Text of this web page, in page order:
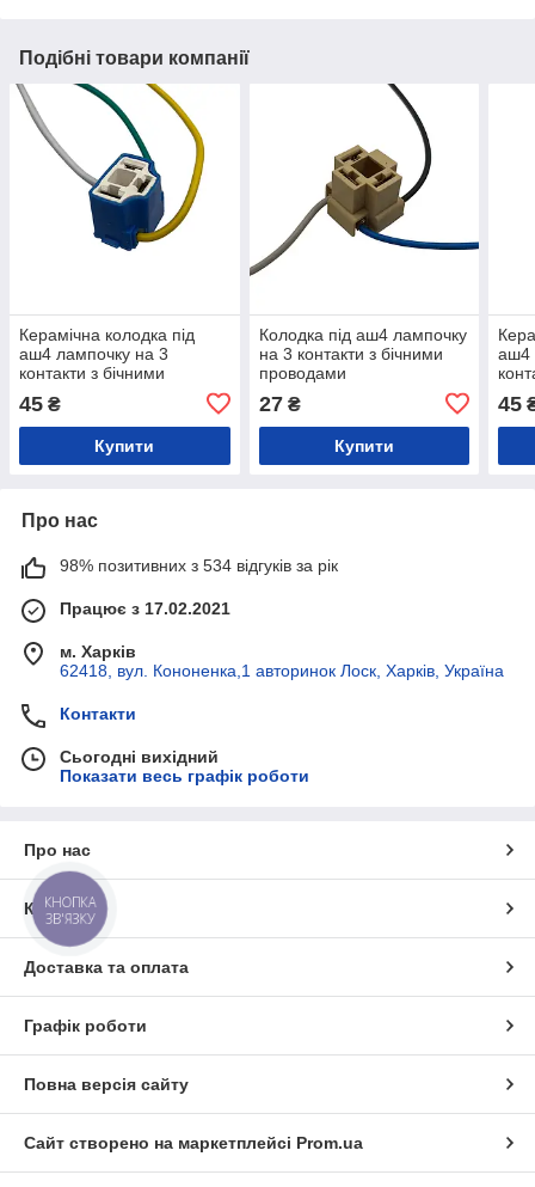
Подібні товари компанії
Керамічна колодка під
аш4 лампочку на 3
контакти з бічними
45 ₴
Купити
Колодка під аш4 лампочку
на 3 контакти з бічними
проводами
27₴
Купити
аш4
45
Про нас
98% позитивних з 534 відгуків за рік
Працює з 17.02.2021
м. Харків
62418, вул. Кононенка,1 авторинок Лоск, Харків, Україна
Контакти
Сьогодні вихідний
Показати весь графік роботи
Про нас
Контакти
Доставка та оплата
Графік роботи
Повна версія сайту
Сайт створено на маркетплейсі Prom.ua
КНОПКА
ЗВ'ЯЗКУ